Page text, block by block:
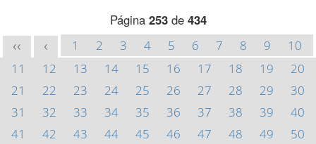
Página 253de 434
<< < 1 2 3 4 5 6 7 8 9
10
11
12 13 14 15 16 17 18 19
20
21
22 23 24 25 26 27 28 29
30
31
32 33 34 35 36 37 38 39
40
41
42 43 44 45 46 47 48 49
50